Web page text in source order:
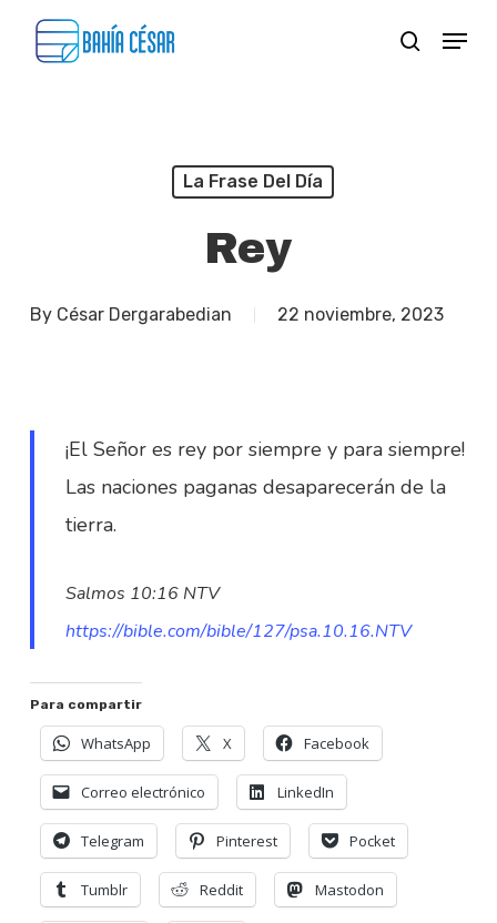
search
Menu
La Frase Del Día
Rey
By César Dergarabedian 22 noviembre, 2023
¡El Señor es rey por siempre y para siempre!
Las naciones paganas desaparecerán de la
tierra.
Salmos 10:16 NTV
https://bible.com/bible/127/psa.10.16.NTV
Para compartir
WhatsApp X Facebook
Correo electrónico LinkedIn
Telegram Pinterest Pocket
Tumblr Reddit Mastodon